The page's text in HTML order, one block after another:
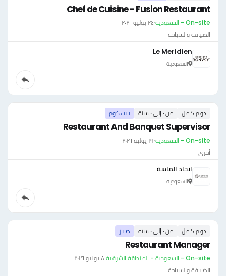
Chef de Cuisine - Fusion Restaurant
On-site - السعودية ·٢٤ يوليو ٢٠٢٦
الضيافة والسياحة
Le Meridien
السعودية
دوام كامل من ٠ إلى ٠ سنة بيت.كوم
Restaurant And Banquet Supervisor
On-site - السعودية ·١٩ يوليو ٢٠٢٦
أخرى
اتحاد الماسة
السعودية
دوام كامل من ٠ إلى ٠ سنة صبار
Restaurant Manager
On-site - السعودية - المنطقة الشرقية ·٨ يونيو ٢٠٢٦
الضيافة والسياحة